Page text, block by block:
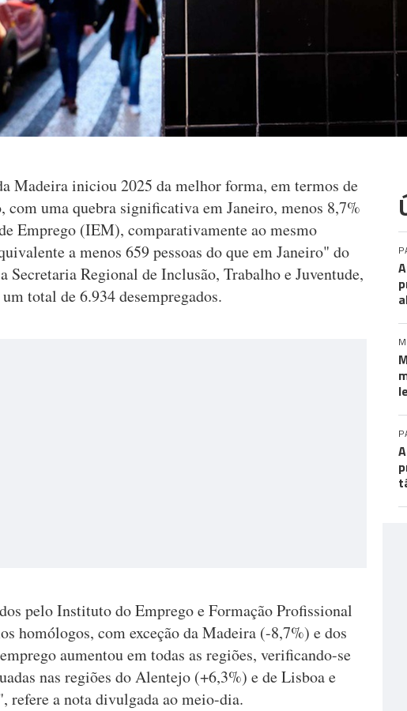
Madeira iniciou 2025 da melhor forma, em termos de
com uma quebra significativa em Janeiro, menos 8,7%
Emprego (IEM), comparativamente ao mesmo
a menos 659 pessoas do que em Janeiro" do
Secretaria Regional de Inclusão, Trabalho e Juventude,
total de 6.934 desempregados.
pelo Instituto do Emprego e Formação Profissional
homólogos, com exceção da Madeira (-8,7%) e dos
aumentou em todas as regiões, verificando-se
nas regiões do Alentejo (+6,3%) e de Lisboa e
refere a nota divulgada ao meio-dia.